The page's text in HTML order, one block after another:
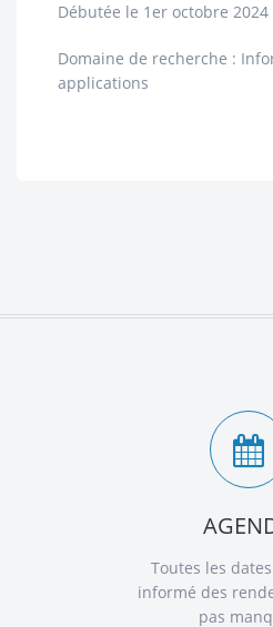
Débutée le 1er octobre 2024
Domaine de recherche :
applications
Toutes les
informé des
pas